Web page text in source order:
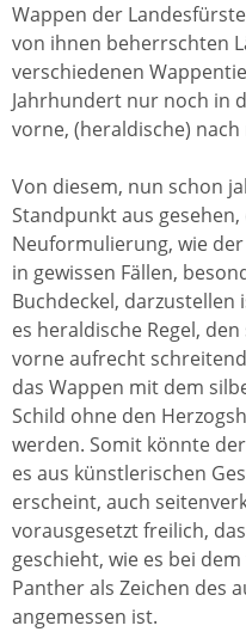
Wappen der
von ihnen beherrschten
verschiedenen
Jahrhundert nur noch in
vorne, (heraldische)
Von diesem, nun schon
Standpunkt aus
Neuformulierung, wie
in gewissen Fällen,
Buchdeckel,
es heraldische Regel,
vorne aufrecht
das Wappen mit dem
Schild ohne den
werden. Somit könnte
es aus künstlerischen
erscheint, auch
vorausgesetzt freilich,
geschieht, wie es bei
Panther als Zeichen des
angemessen ist.